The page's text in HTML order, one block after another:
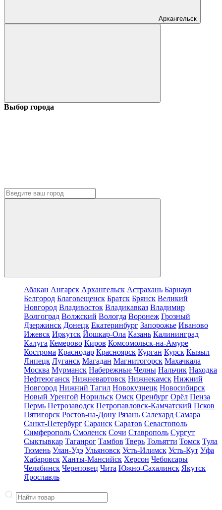
Архангельск
Выбор города
Абакан Ангарск Архангельск Астрахань Барнаул
Белгород Благовещенск Братск Брянск Великий
Новгород Владивосток Владикавказ Владимир
Волгоград Волжский Вологда Воронеж Грозный
Дзержинск Донецк Екатеринбург Запорожье Иваново
Ижевск Иркутск Йошкар-Ола Казань Калининград
Калуга Кемерово Киров Комсомольск-на-Амуре
Кострома Краснодар Красноярск Курган Курск Кызыл
Липецк Луганск Магадан Магнитогорск Махачкала
Москва Мурманск Набережные Челны Нальчик Находка
Нефтеюганск Нижневартовск Нижнекамск Нижний
Новгород Нижний Тагил Новокузнецк Новосибирск
Новый Уренгой Норильск Омск Оренбург Орёл Пенза
Пермь Петрозаводск Петропавловск-Камчатский Псков
Пятигорск Ростов-на-Дону Рязань Салехард Самара
Санкт-Петербург Саранск Саратов Севастополь
Симферополь Смоленск Сочи Ставрополь Сургут
Сыктывкар Таганрог Тамбов Тверь Тольятти Томск Тула
Тюмень Улан-Удэ Ульяновск Усть-Илимск Усть-Кут Уфа
Хабаровск Ханты-Мансийск Херсон Чебоксары
Челябинск Череповец Чита Южно-Сахалинск Якутск
Ярославль